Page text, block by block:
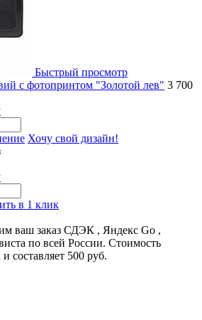
Быстрый просмотр
с фотопринтом "Золотой лев" 3 700
Хочу свой дизайн!
в 1 клик
ваш заказ СДЭК , Яндекс Go ,
по всей России. Стоимость
составляет 500 руб.